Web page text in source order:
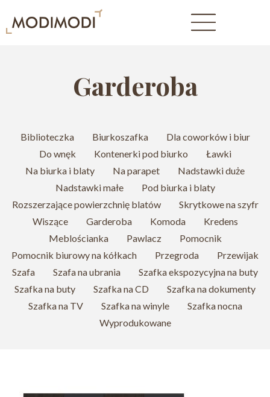
Garderoba
Biblioteczka Biurkoszafka
Dla coworków i biur
Do wnęk
Kontenerki pod biurko
Ławki
Na biurka i blaty
Na parapet
Nadstawki duże
Nadstawki małe
Pod biurka i blaty
Rozszerzające powierzchnię blatów
Skrytkowe na szyfr
Wiszące
Garderoba Komoda
Kredens
Meblościanka
Pawlacz
Pomocnik
Pomocnik biurowy na kółkach
Przegroda
Przewijak
Szafa
Szafa na ubrania
Szafka ekspozycyjna na buty
Szafka na buty
Szafka na CD
Szafka na dokumenty
Szafka na TV
Szafka na winyle
Szafka nocna
Wyprodukowane